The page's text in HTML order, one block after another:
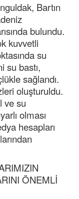
Bartın
bulundu.
kuvvetli
su
su bastı,
sağlandı.
oluşturuldu.
ve su
olması
hesapları
ÖNEMLİ